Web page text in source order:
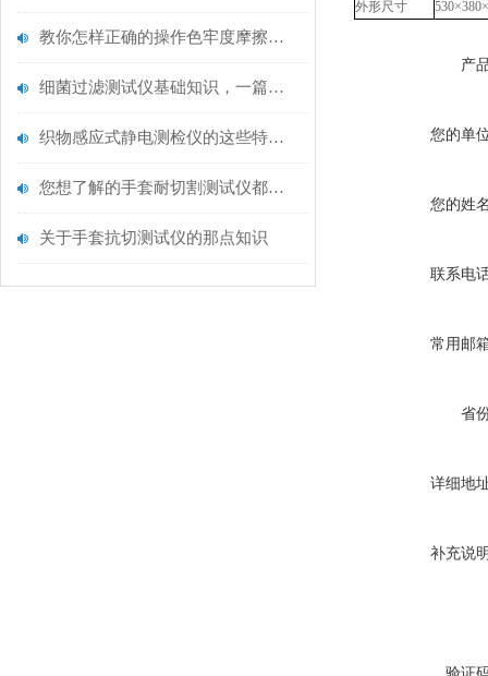
教你怎样正确的操作色牢度摩擦测试机
细菌过滤测试仪基础知识，一篇搞定
织物感应式静电测检仪的这些特点很少有人都知道
您想了解的手套耐切割测试仪都在这里了
关于手套抗切测试仪的那点知识
外形尺寸
产
您的单
您的姓
联系电
常用邮
省
详细地
补充说